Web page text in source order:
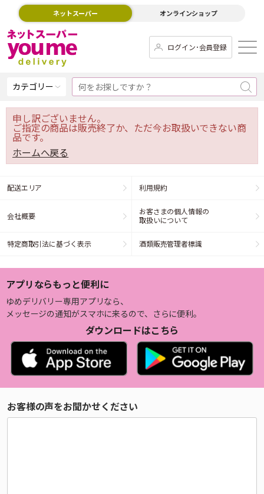
ネットスーパー オンラインショップ
ログイン･会員登録
カテゴリー
申し訳ございません。
ご指定の商品は販売終了か、ただ今お取扱いできない商
品です。
ホームへ戻る
配送エリア 利用規約
会社概要
お客さまの個人情報の
取扱いについて
特定商取引法に基づく表示 酒類販売管理者標識
アプリならもっと便利に
ゆめデリバリー専用アプリなら、
メッセージの通知がスマホに来るので、さらに便利。
ダウンロードはこちら
お客様の声をお聞かせください